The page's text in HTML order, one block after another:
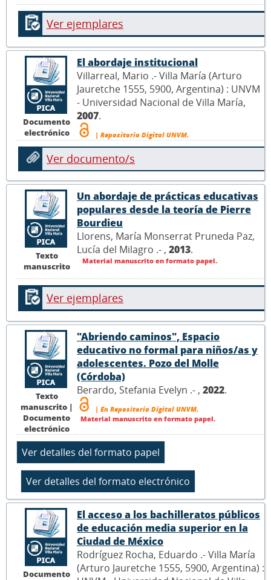
Ver ejemplares
Documento
electrónico
El abordaje institucional
Villarreal, Mario .- Villa María (Arturo
Jauretche 1555, 5900, Argentina) : UNVM
- Universidad Nacional de Villa María,
2007.
| Repositorio Digital UNVM.
Ver documento/s
Texto
manuscrito
Un abordaje de prácticas educativas
populares desde la teoría de Pierre
Bourdieu
Llorens, María Monserrat Pruneda Paz,
Lucía del Milagro .- , 2013.
Material manuscrito en formato papel.
Ver ejemplares
Texto
manuscrito |
Documento
electrónico
"Abriendo caminos", Espacio
educativo no formal para niños/as y
adolescentes. Pozo del Molle
(Córdoba)
Berardo, Stefania Evelyn .- , 2022.
| En Repositorio Digital UNVM.
Material manuscrito en formato papel.
Documento
El acceso a los bachilleratos públicos
de educación media superior en la
Ciudad de México
Rodríguez Rocha, Eduardo .- Villa María
(Arturo Jauretche 1555, 5900, Argentina) :